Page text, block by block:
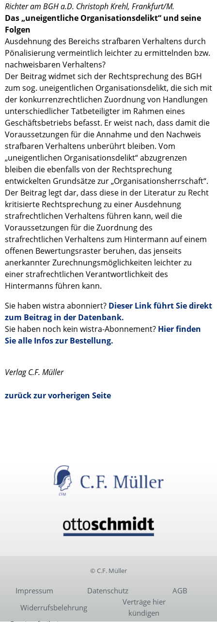
Richter am BGH a.D. Christoph Krehl, Frankfurt/M.
Das „uneigentliche Organisationsdelikt“ und seine
Folgen
Ausdehnung des Bereichs strafbaren Verhaltens durch
Pönalisierung vermeintlich leichter zu ermittelnden bzw.
nachweisbaren Verhaltens?
Der Beitrag widmet sich der Rechtsprechung des BGH
zum sog. uneigentlichen Organisationsdelikt, die sich mit
der konkurrenzrechtlichen Zuordnung von Handlungen
unterschiedlicher Tatbeteiligter im Rahmen eines
Geschäftsbetriebs befasst. Er weist nach, dass damit die
Voraussetzungen für die Annahme und den Nachweis
strafbaren Verhaltens unberührt bleiben. Vom
„uneigentlichen Organisationsdelikt“ abzugrenzen
bleiben die ebenfalls von der Rechtsprechung
entwickelten Grundsätze zur „Organisationsherrschaft“.
Der Beitrag legt dar, dass diese in der Literatur zu Recht
kritisierte Rechtsprechung zu einer Ausdehnung
strafrechtlichen Verhaltens führen kann, weil die
Voraussetzungen für die Zuordnung des
strafrechtlichen Verhaltens zum Hintermann auf einem
offenen Bewertungsraster beruhen, das jenseits
anerkannter Zurechnungsmöglichkeiten leichter zu
einer strafrechtlichen Verantwortlichkeit des
Hintermanns führen kann.
Sie haben wistra abonniert? Dieser Link führt Sie direkt
zum Beitrag in der Datenbank.
Sie haben noch kein wistra-Abonnement? Hier finden
Sie alle Infos zur Bestellung.
Verlag C.F. Müller
zurück zur vorherigen Seite
© C.F. Müller
Impressum Datenschutz
AGB
Widerrufsbelehrung
Verträge hier
kündigen